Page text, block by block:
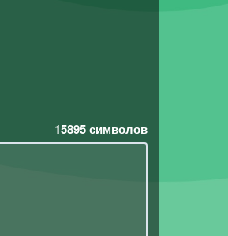
15895символов